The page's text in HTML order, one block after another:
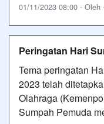
01/11/2023 08:00 - Oleh
Peringatan Hari
Tema peringatan
2023 telah
Olahraga
Sumpah Pemuda